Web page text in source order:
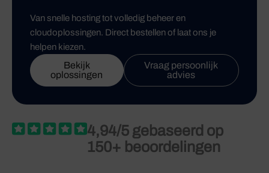
Van snelle hosting tot volledig beheer en
cloudoplossingen. Direct bestellen of laat ons je
helpen kiezen.
Bekijk
oplossingen
Vraag persoonlijk
advies
4,94/5 gebaseerd op
150+ beoordelingen